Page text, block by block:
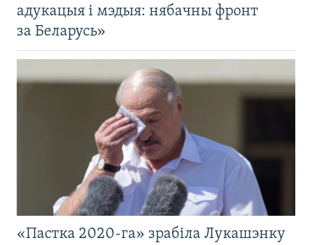
адукацыя і мэдыя: нябачны фронт
за Беларусь»
«Пастка 2020-га» зрабіла Лукашэнку